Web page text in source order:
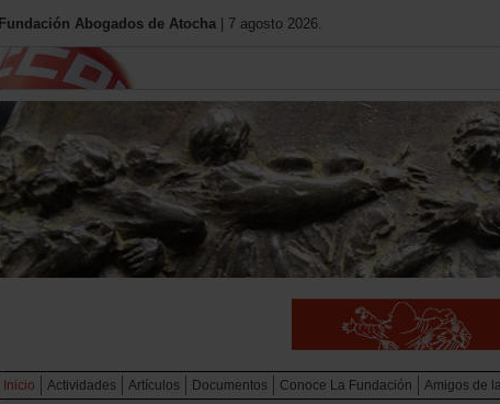
Fundación Abogados de Atocha | 7 agosto 2026.
Inicio Actividades Artículos Documentos Conoce La Fundación Amigos de